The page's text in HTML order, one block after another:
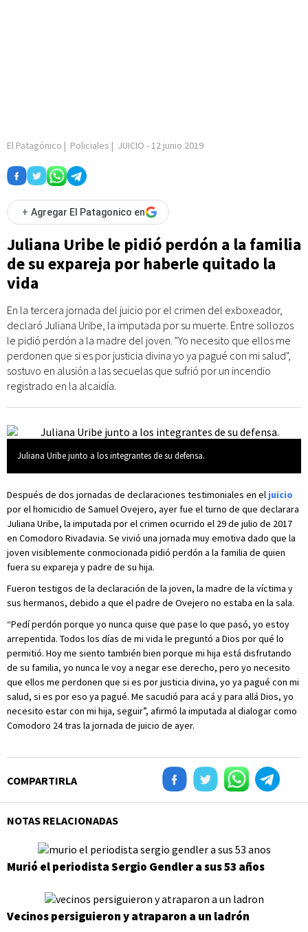
El Patagónico | Policiales | JUICIO - 12 junio 2019
+ Agregar El Patagonico en
Juliana Uribe le pidió perdón a la familia
de su expareja por haberle quitado la
vida
En la tercera jornada del juicio por el crimen del exboxeador,
declaró Juliana Uribe, la imputada por su muerte. Entre sollozos
le pidió perdón a la madre del joven. "Yo necesito que ellos me
perdonen que si es por justicia divina yo ya pagué con mi salud",
sostuvo en alusión a las secuelas que sufrió por un incendio
registrado en la alcaidía.
Juliana Uribe junto a los integrantes de su defensa.
Después de dos jornadas de declaraciones testimoniales en el juicio
por el homicidio de Samuel Ovejero, ayer fue el turno de que declarara
Juliana Uribe, la imputada por el crimen ocurrido el 29 de julio de 2017
en Comodoro Rivadavia. Se vivió una jornada muy emotiva dado que la
joven visiblemente conmocionada pidió perdón a la familia de quien
fuera su expareja y padre de su hija.
Fueron testigos de la declaración de la joven, la madre de la víctima y
sus hermanos, debido a que el padre de Ovejero no estaba en la sala.
“Pedí perdón porque yo nunca quise que pase lo que pasó, yo estoy
arrepentida. Todos los días de mi vida le preguntó a Dios por qué lo
permitió. Hoy me siento también bien porque mi hija está disfrutando
de su familia, yo nunca le voy a negar ese derecho, pero yo necesito
que ellos me perdonen que si es por justicia divina, yo ya pagué con mi
salud, si es por eso ya pagué. Me sacudió para acá y para allá Dios, yo
necesito estar con mi hija, seguir”, afirmó la imputada al dialogar como
Comodoro 24 tras la jornada de juicio de ayer.
COMPARTIRLA
NOTAS RELACIONADAS
Murió el periodista Sergio Gendler a sus 53 años
Vecinos persiguieron y atraparon a un ladrón